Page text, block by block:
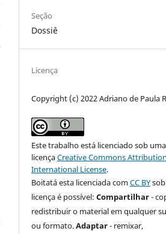
Seção
Dossiê
Licença
Copyright (c) 2022 Adriano de Paula
Este trabalho está licenciado sob uma
licençaCreative Commons
International License.
Boitatá esta licenciada comCC BYsob
licença é possível:Compartilhar-
redistribuir o material em qualquer
ou formato.Adaptar- remixar,